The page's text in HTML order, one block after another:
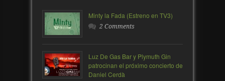
Minty la Fada (Estreno en TV3)
2 Comments
Luz De Gas Bar y Plymuth Gin
patrocinan el próximo concierto de
Daniel Cerdà